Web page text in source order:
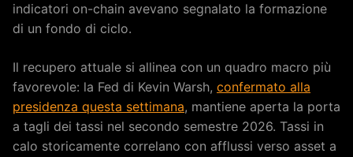
indicatori on-chain avevano segnalato la formazione
di un fondo di ciclo.
Il recupero attuale si allinea con un quadro macro più
favorevole: la Fed di Kevin Warsh, confermato alla
presidenza questa settimana, mantiene aperta la porta
a tagli dei tassi nel secondo semestre 2026. Tassi in
calo storicamente correlano con afflussi verso asset a